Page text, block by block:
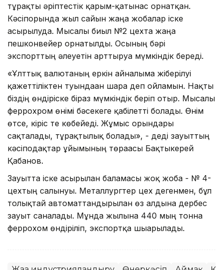
тұрақты әріптестік қарым-қатынас орнатқан.
Кәсіпорында жыл сайын жаңа жобалар іске
асырылуда. Мысалы биыл №2 цехта жаңа
пешконвейер орнатылды. Осының бәрі
экспорттың әлеуетін арттыруға мүмкіндік береді.
«Ұлттық валютаның еркін айналымға жіберілуі
қажеттіліктен туындаған шара деп ойламын. Нақты
біздің өндіріске біраз мүмкіндік беріп отыр. Мысалы
феррохром өнімі бәсекеге қабілетті болады. Өнім
өтсе, кіріс те көбейеді. Жұмыс орындары
сақталады, тұрақтылық болады», - деді зауыттың
кәсіподақтар ұйымының төрағасы Бақтыкерей
Қабанов.
Зауытта іске асырылған баламасы жоқ жоба - № 4-
цехтың салынуы. Металлургтер цех дегенмен, бұл
толықтай автоматтандырылған өз алдына дербес
зауыт саналады. Мұнда жылына 440 мың тонна
феррохом өндіріліп, экспортқа шығарылады.